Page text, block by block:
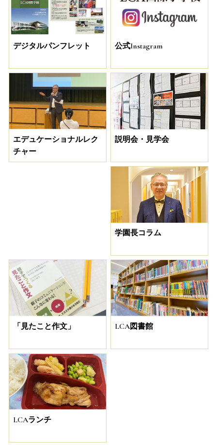
デジタルパンフレット 公式Instagram
エデュケーショナルレク
チャー
説明会・見学会
学園長コラム
「見たこと作文」 LCA図書館
LCAランチ